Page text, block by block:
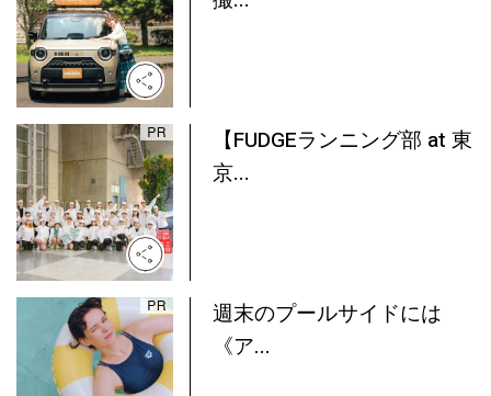
【FUDGEランニング部 at 東
京...
週末のプールサイドには
《ア...